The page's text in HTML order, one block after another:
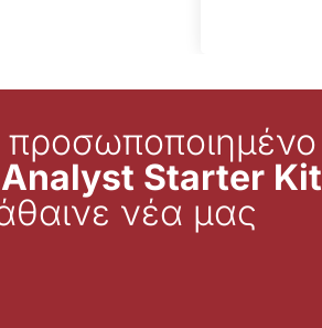
Starter Kit
νέα μας